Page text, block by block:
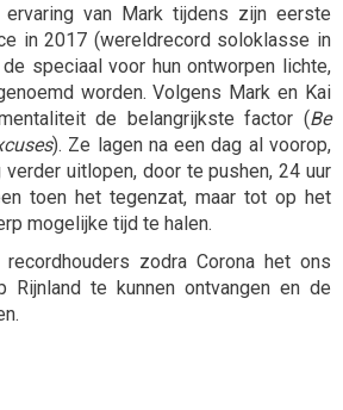
van Mark tijdens zijn eerste
in 2017 (wereldrecord soloklasse in
speciaal voor hun ontworpen lichte,
worden. Volgens Mark en Kai
de belangrijkste factor (Be
). Ze lagen na een dag al voorop,
uitlopen, door te pushen, 24 uur
toen het tegenzat, maar tot op het
mogelijke tijd te halen.
zodra Corona het ons
Rijnland te kunnen ontvangen en de